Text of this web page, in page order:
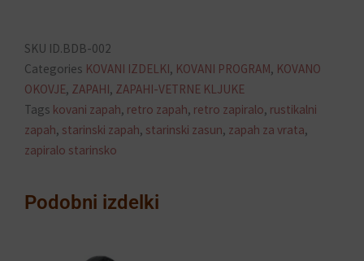
SKU ID.BDB-002
Categories KOVANI IZDELKI, KOVANI PROGRAM, KOVANO
OKOVJE, ZAPAHI, ZAPAHI-VETRNE KLJUKE
Tags kovani zapah, retro zapah, retro zapiralo, rustikalni
zapah, starinski zapah, starinski zasun, zapah za vrata,
zapiralo starinsko
Podobni izdelki